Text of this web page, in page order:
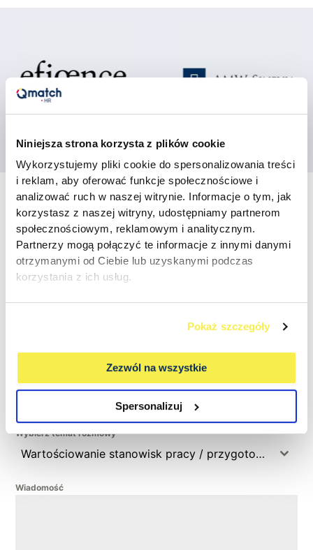
Niniejsza strona korzysta z plików cookie
Wykorzystujemy pliki cookie do spersonalizowania treści
i reklam, aby oferować funkcje społecznościowe i
analizować ruch w naszej witrynie. Informacje o tym, jak
korzystasz z naszej witryny, udostępniamy partnerom
społecznościowym, reklamowym i analitycznym.
Partnerzy mogą połączyć te informacje z innymi danymi
otrzymanymi od Ciebie lub uzyskanymi podczas
korzystania z ich usług.
Pokaż szczegóły
Zezwól na wszystkie
Spersonalizuj
Kontakt
+48 519 340 636
hello@qmatch.pl
Imię i nazwisko*
Wybierz temat rozmowy
Wartościowanie stanowisk pracy / przygotowanie firmy do wdrożenia dyrektywy 2023/970
Wiadomość